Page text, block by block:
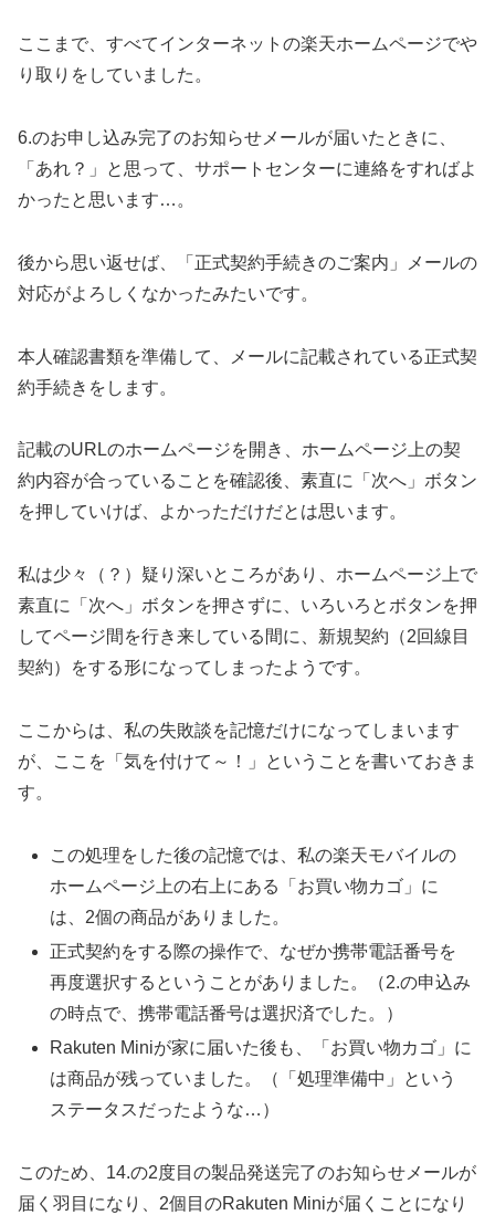
ここまで、すべてインターネットの楽天ホームページでや
り取りをしていました。
6.のお申し込み完了のお知らせメールが届いたときに、
「あれ？」と思って、サポートセンターに連絡をすればよ
かったと思います…。
後から思い返せば、「正式契約手続きのご案内」メールの
対応がよろしくなかったみたいです。
本人確認書類を準備して、メールに記載されている正式契
約手続きをします。
記載のURLのホームページを開き、ホームページ上の契
約内容が合っていることを確認後、素直に「次へ」ボタン
を押していけば、よかっただけだとは思います。
私は少々（？）疑り深いところがあり、ホームページ上で
素直に「次へ」ボタンを押さずに、いろいろとボタンを押
してページ間を行き来している間に、新規契約（2回線目
契約）をする形になってしまったようです。
ここからは、私の失敗談を記憶だけになってしまいます
が、ここを「気を付けて～！」ということを書いておきま
す。
この処理をした後の記憶では、私の楽天モバイルの
ホームページ上の右上にある「お買い物カゴ」に
は、2個の商品がありました。
正式契約をする際の操作で、なぜか携帯電話番号を
再度選択するということがありました。（2.の申込み
の時点で、携帯電話番号は選択済でした。）
Rakuten Miniが家に届いた後も、「お買い物カゴ」に
は商品が残っていました。（「処理準備中」という
ステータスだったような…）
このため、14.の2度目の製品発送完了のお知らせメールが
届く羽目になり、2個目のRakuten Miniが届くことになり